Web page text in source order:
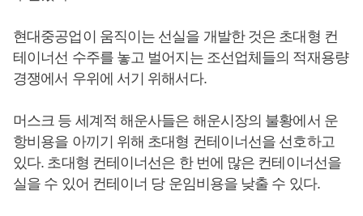
현대중공업이 움직이는 선실을 개발한 것은 초대형 컨
테이너선 수주를 놓고 벌어지는 조선업체들의 적재용량
경쟁에서 우위에 서기 위해서다.
머스크 등 세계적 해운사들은 해운시장의 불황에서 운
항비용을 아끼기 위해 초대형 컨테이너선을 선호하고
있다. 초대형 컨테이너선은 한 번에 많은 컨테이너선을
실을 수 있어 컨테이너 당 운임비용을 낮출 수 있다.